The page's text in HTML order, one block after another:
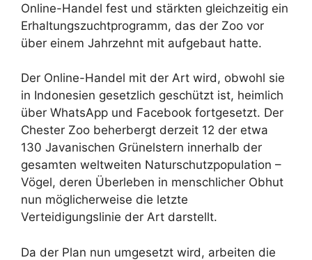
Online-Handel fest und stärkten gleichzeitig ein
Erhaltungszuchtprogramm, das der Zoo vor
über einem Jahrzehnt mit aufgebaut hatte.
Der Online-Handel mit der Art wird, obwohl sie
in Indonesien gesetzlich geschützt ist, heimlich
über WhatsApp und Facebook fortgesetzt. Der
Chester Zoo beherbergt derzeit 12 der etwa
130 Javanischen Grünelstern innerhalb der
gesamten weltweiten Naturschutzpopulation –
Vögel, deren Überleben in menschlicher Obhut
nun möglicherweise die letzte
Verteidigungslinie der Art darstellt.
Da der Plan nun umgesetzt wird, arbeiten die